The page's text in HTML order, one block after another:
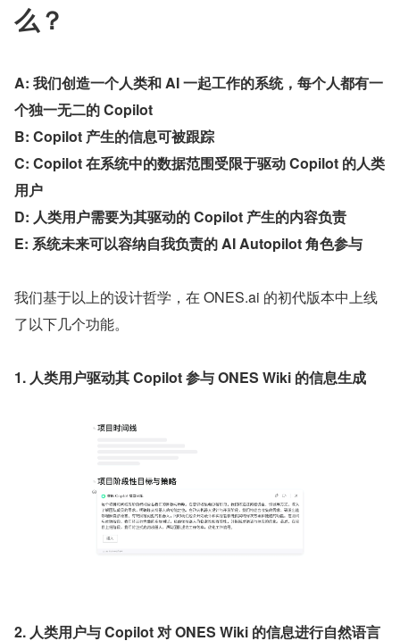
么？
A: 我们创造一个人类和 AI 一起工作的系统，每个人都有一
个独一无二的 Copilot
B: Copilot 产生的信息可被跟踪
C: Copilot 在系统中的数据范围受限于驱动 Copilot 的人类
用户
D: 人类用户需要为其驱动的 Copilot 产生的内容负责
E: 系统未来可以容纳自我负责的 AI Autopilot 角色参与
我们基于以上的设计哲学，在 ONES.ai 的初代版本中上线
了以下几个功能。
1. 人类用户驱动其 Copilot 参与 ONES Wiki 的信息生成
2. 人类用户与 Copilot 对 ONES Wiki 的信息进行自然语言